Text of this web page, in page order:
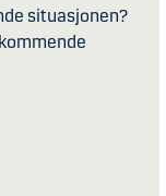
situasjonen?